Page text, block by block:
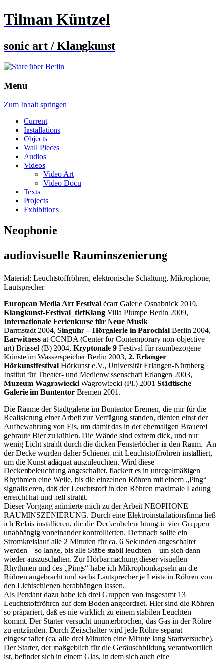
Tilman Küntzel
sonic art / Klangkunst
Menü
Zum Inhalt springen
Current
Installations
Objects
Wall Pieces
Audios
Videos
Video Art
Video Docu
Texts
Projects
Exhibitions
Neophonie
audiovisuelle Rauminszenierung
Material: Leuchtstoffröhren, elektronische Schaltung, Mikrophone,
Lautsprecher
European Media Art Festival écart Galerie Osnabrück 2010,
Klangkunst-Festival_tiefKlang Villa Plumpe Berlin 2009,
Internationale Ferienkurse für Neue Musik
Darmstadt 2004, Singuhr – Hörgalerie in Parochial Berlin 2004,
Earwitness at CCNDA (Center for Contemporary non-objective
art) Brüssel (B) 2004, Kryptonale 9 Festival für raumbezogene
Künste im Wasserspeicher Berlin 2003, 2. Erlanger
Hörkunstfestival Hörkunst e.V., Universität Erlangen-Nürnberg
Institut für Theater- und Medienwissenschaft Erlangen 2003,
Muzeum Wagrowiecki Wagrowiecki (Pl.) 2001 Städtische
Galerie im Buntentor Bremen 2001.
Die Räume der Stadtgalerie im Buntentor Bremen, die mir für die
Realisierung einer Arbeit zur Verfügung standen, dienten einst der
Aufbewahrung von Eis, um damit das in der ehemaligen Brauerei
gebraute Bier zu kühlen. Die Wände sind extrem dick, und nur
wenig Licht strahlt durch die dicken Fensterlöcher in den Raum. An
der Decke wurden daher Schienen mit Leuchtstoffröhren installiert,
um die Kunst adäquat auszuleuchten. Wird diese
Deckenbeleuchtung angeschaltet, flackert es in unregelmäßigen
Rhythmen eine Weile, bis die einzelnen Röhren mit einem „Ping“
signalisieren, daß der Leuchtstoff in den Röhren maximale Ladung
erreicht hat und hell strahlt.
Dieser Vorgang animierte mich zu der Arbeit NEOPHONE
RAUMINSZENIERUNG. Durch eine Elektroinstallationsfirma ließ
ich Relais installieren, die die Deckenbeleuchtung in vier Gruppen
unabhängig voneinander kontrollierten. Demnach sollte ein
Stromkreislauf alle 2 Minuten für ca. 6 Sekunden angeschaltet
werden – so lange, bis alle Stäbe stabil leuchten – um sich dann
wieder auszuschalten. Zur Hörbarmachung dieser visuellen
Rhythmen und des „Pings“ habe ich Mikrophonkapseln an die
Röhren angebracht und sechs Lautsprecher je Leiste in Röhren von
den Lichtschienen herabhängen lassen.
Als Pendant dazu habe ich drei Gruppen von insgesamt 13
Leuchtstoffröhren auf dem Boden angeordnet. Hier sind die Röhren
so präpariert, daß es nie wirklich zu einem stabilen Leuchten
kommt. Der Starter versucht ununterbrochen, das Gas in der Röhre
zu entzünden. Durch Zeitschalter wird jede Röhre separat
eingeschaltet (ca. alle drei Minuten eine Minute lang Startversuche).
Der Starter, der maßgeblich für die Geräuschbildung verantwortlich
ist, befindet sich in einem Glas, in dem sich auch eine